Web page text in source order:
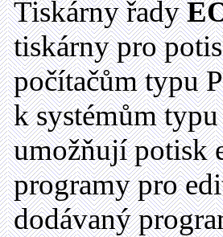
Tiskárny řady
tiskárny pro
počítačům typu
k systémům
umožňují potisk
programy pro
dodávaný